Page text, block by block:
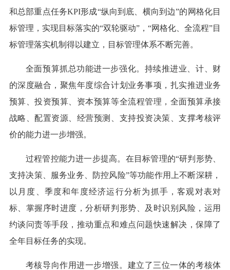
和总部重点任务KPI形成“纵向到底、横向到边”的网格化目
标管理，实现目标落实的“双轮驱动”，“网格化、全流程”目
标管理落实机制得以建立，目标管理体系不断完善。
全面预算抓总功能进一步强化。持续推进业、计、财
的深度融合，聚焦年度综合计划业务事项，扎实推进业务
预算、投资预算、资本预算等全流程管理，全面预算承接
战略、配置资源、经营预测、支持投资决策、支撑考核评
价的能力进一步增强。
过程管控能力进一步提高。在目标管理的“研判形势、
支持决策、服务业务、防控风险”等功能作用上不断深耕，
以月度、季度和年度经济运行分析为抓手，客观对表对
标、掌握序时进度，分析研判形势、及时识别风险，运用
约谈问责等手段，推动重点和难点问题快速解决，保障了
全年目标任务的实现。
考核导向作用进一步增强。建立了三位一体的考核体